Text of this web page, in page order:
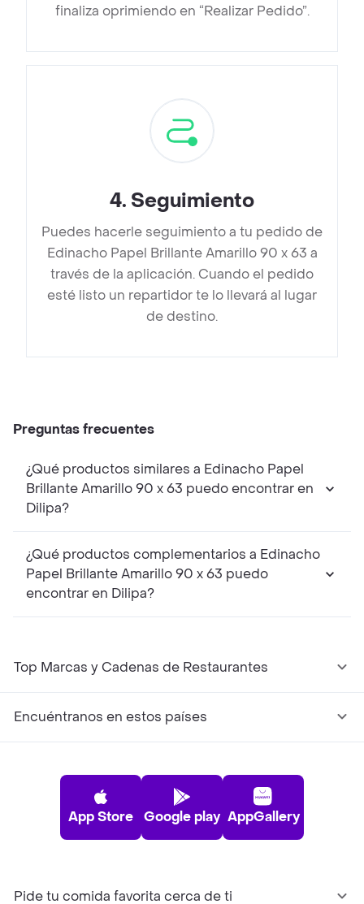
finaliza oprimiendo en “Realizar Pedido”.
4. Seguimiento
Puedes hacerle seguimiento a tu pedido de
Edinacho Papel Brillante Amarillo 90 x 63 a
través de la aplicación. Cuando el pedido
esté listo un repartidor te lo llevará al lugar
de destino.
Preguntas frecuentes
¿Qué productos similares a Edinacho Papel
Brillante Amarillo 90 x 63 puedo encontrar en
Dilipa?
¿Qué productos complementarios a Edinacho
Papel Brillante Amarillo 90 x 63 puedo
encontrar en Dilipa?
Top Marcas y Cadenas de Restaurantes
Encuéntranos en estos países
App Store Google play AppGallery
Pide tu comida favorita cerca de ti